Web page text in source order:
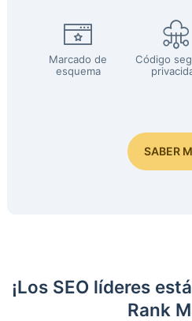
Marcado de
esquema
Código
SABER
¡Los SEO líderes
Rank